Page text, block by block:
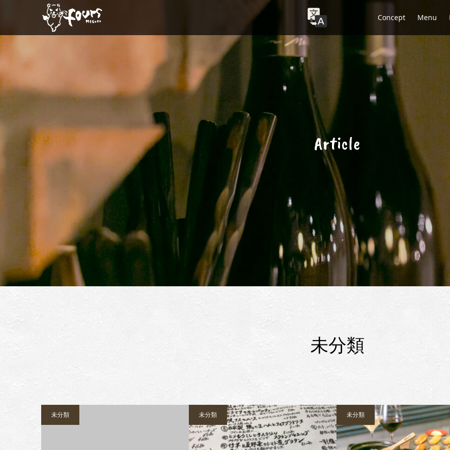
Concept Menu
Article
未分類
未分類 未分類 未分類